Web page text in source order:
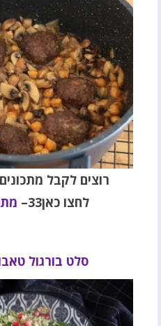
רוצים לקבל
לחצו כאן33–
סלט בורגול